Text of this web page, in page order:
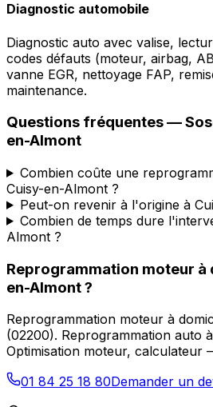
Diagnostic automobile
Diagnostic auto avec valise,
codes défauts (moteur, airbag,
vanne EGR, nettoyage FAP,
maintenance.
Questions fréquentes —
en-Almont
Combien coûte une
Cuisy-en-Almont ?
Peut-on revenir à l'origine à
Combien de temps dure
Almont ?
Reprogrammation moteur à
en-Almont?
Reprogrammation moteur à
(02200). Reprogrammation auto
Optimisation moteur, calculateur
01 84 25 18 80Demander un